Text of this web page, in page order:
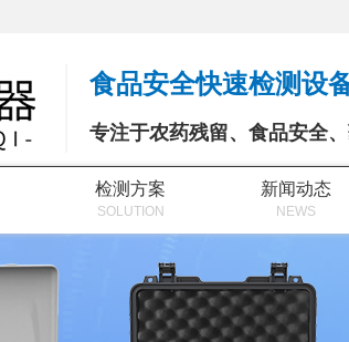
食品安全快速检测设
专注于农药残留、食品安全
检测方案
SOLUTION
新闻动态
NEWS